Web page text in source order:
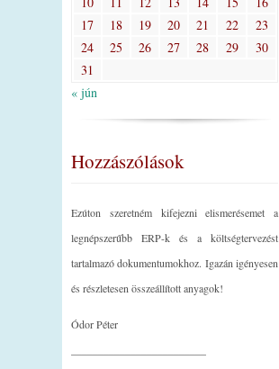
17
18 19 20 21 22
23
24
25 26 27 28 29
30
31
« jún
Hozzászólások
Ezúton szeretném kifejezni elismerésemet a
legnépszerűbb ERP-k és a költségtervezést
tartalmazó dokumentumokhoz. Igazán igényesen
és részletesen összeállított anyagok!
Ódor Péter